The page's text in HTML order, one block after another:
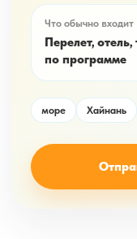
Что обычно входит
Перелет,
по программе
море Хайнань